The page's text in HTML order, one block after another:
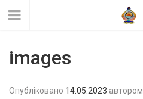
images
Опубліковано 14.05.2023 автором